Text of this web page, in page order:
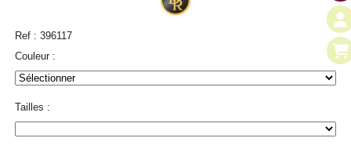
Ref : 396117
Couleur :
Tailles :